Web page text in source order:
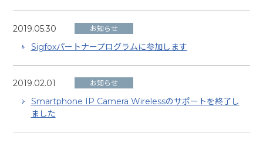
2019.05.30 お知らせ
Sigfoxパートナープログラムに参加します
2019.02.01 お知らせ
Smartphone IP Camera Wirelessのサポートを終了し
ました